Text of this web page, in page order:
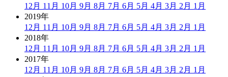
12月 11月 10月 9月 8月 7月 6月 5月 4月 3月 2月 1月
2019年
12月 11月 10月 9月 8月 7月 6月 5月 4月 3月 2月 1月
2018年
12月 11月 10月 9月 8月 7月 6月 5月 4月 3月 2月 1月
2017年
12月 11月 10月 9月 8月 7月 6月 5月 4月 3月 2月 1月